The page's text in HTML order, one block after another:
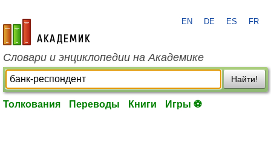
academic.ru
EN DE ES FR
Словари и энциклопедии на Академике
Найти!
Толкования Переводы Книги Игры ⚽